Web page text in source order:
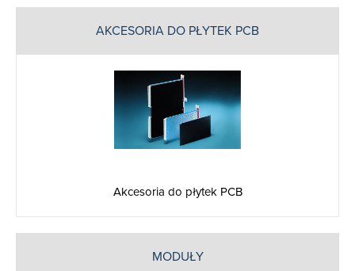
AKCESORIA DO PŁYTEK PCB
Akcesoria do płytek PCB
MODUŁY